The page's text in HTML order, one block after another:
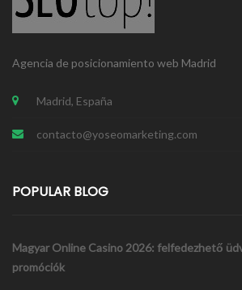
Agencia de posicionamiento web Madrid
Madrid, España
contacto@yoseomarketing.com
POPULAR BLOG
Magyar Online Casino 2026: felfedezhető
promóciók